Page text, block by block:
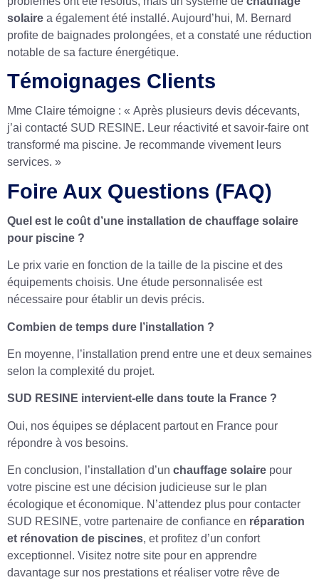
solaire a également été installé. Aujourd’hui, M. Bernard
profite de baignades prolongées, et a constaté une réduction
notable de sa facture énergétique.
Témoignages Clients
Mme Claire témoigne : « Après plusieurs devis décevants,
j’ai contacté SUD RESINE. Leur réactivité et savoir-faire ont
transformé ma piscine. Je recommande vivement leurs
services. »
Foire Aux Questions (FAQ)
Quel est le coût d’une installation de chauffage solaire
pour piscine ?
Le prix varie en fonction de la taille de la piscine et des
équipements choisis. Une étude personnalisée est
nécessaire pour établir un devis précis.
Combien de temps dure l’installation ?
En moyenne, l’installation prend entre une et deux semaines
selon la complexité du projet.
SUD RESINE intervient-elle dans toute la France ?
Oui, nos équipes se déplacent partout en France pour
répondre à vos besoins.
En conclusion, l’installation d’un chauffage solaire pour
votre piscine est une décision judicieuse sur le plan
écologique et économique. N’attendez plus pour contacter
SUD RESINE, votre partenaire de confiance en réparation
et rénovation de piscines, et profitez d’un confort
exceptionnel. Visitez notre site pour en apprendre
davantage sur nos prestations et réaliser votre rêve de